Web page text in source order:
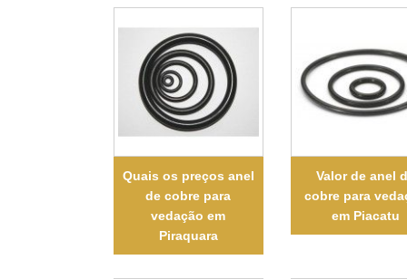
Quais os preços anel
de cobre para
vedação em
Piraquara
Valor de anel
cobre para
em Piacatu